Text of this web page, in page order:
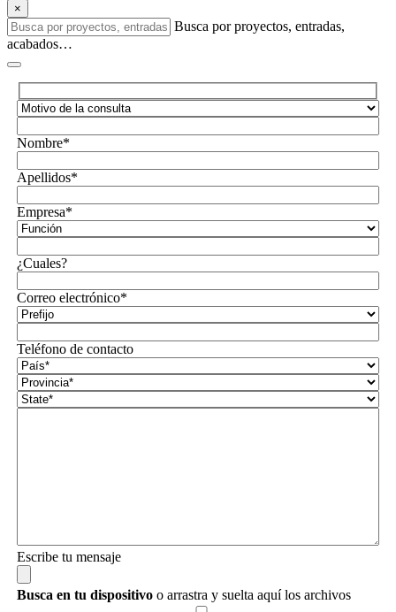
×
Busca por proyectos, entradas,
acabados…
Nombre*
Apellidos*
Empresa*
¿Cuales?
Correo electrónico*
Teléfono de contacto
Escribe tu mensaje
Busca en tu dispositivoo arrastra y suelta aquí los archivos